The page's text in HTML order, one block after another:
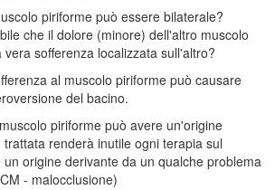
piriforme può essere bilaterale?
che il dolore (minore) dell'altro muscolo
sofferenza localizzata sull'altro?
al muscolo piriforme può causare
del bacino.
piriforme può avere un'origine
renderà inutile ogni terapia sul
origine derivante da un qualche problema
- malocclusione)